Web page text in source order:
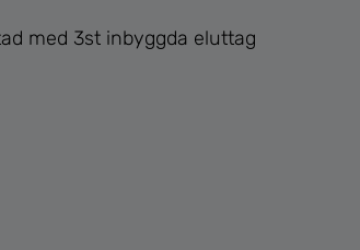
med 3st inbyggda eluttag